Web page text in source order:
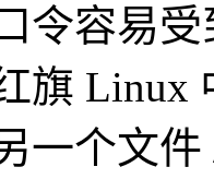
令容易
旗 Linux
一个文件